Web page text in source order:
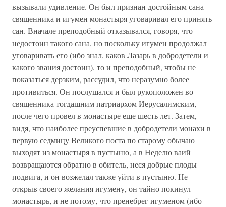
вызывали удивление. Он был признан достойным сана
священника и игумен монастыря уговаривал его принять
сан. Вначале преподобный отказывался, говоря, что
недостоин такого сана, но поскольку игумен продолжал
уговаривать его (ибо знал, каков Лазарь в добродетели и
какого звания достоин), то и преподобный, чтобы не
показаться дерзким, рассудил, что неразумно более
противиться. Он послушался и был рукоположен во
священника тогдашним патриархом Иерусалимским,
после чего провел в монастыре еще шесть лет. Затем,
видя, что наиболее преуспевшие в добродетели монахи в
первую седмицу Великого поста по старому обычаю
выходят из монастыря в пустыню, а в Неделю ваий
возвращаются обратно в обитель, неся добрые плоды
подвига, и он возжелал также уйти в пустыню. Не
открыв своего желания игумену, он тайно покинул
монастырь, и не потому, что пренебрег игуменом (ибо